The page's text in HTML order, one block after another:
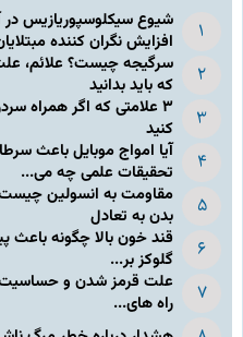
شیوع سیکلوسپوریازیس
افزایش نگران کننده
سرگیجه چیست؟ علائم،
که باید بدانید
۳ علامتی که اگر همراه
کنید
آیا امواج موبایل باعث
تحقیقات علمی چه می...
مقاومت به انسولین
بدن به تعادل
قند خون بالا چگونه باعث
گلوکز بر...
علت قرمز شدن و حساسیت
راه های...